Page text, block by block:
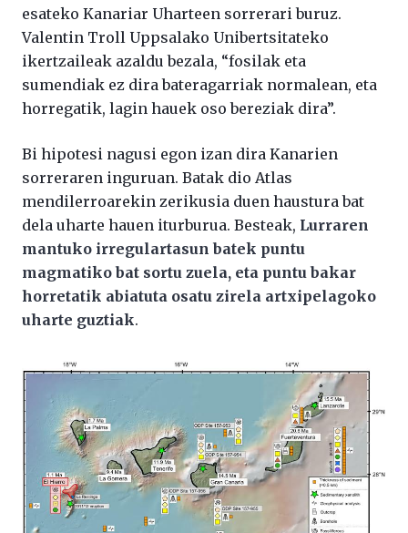
esateko Kanariar Uharteen sorrerari buruz.
Valentin Troll Uppsalako Unibertsitateko
ikertzaileak azaldu bezala, “fosilak eta
sumendiak ez dira bateragarriak normalean, eta
horregatik, lagin hauek oso bereziak dira”.
Bi hipotesi nagusi egon izan dira Kanarien
sorreraren inguruan. Batak dio Atlas
mendilerroarekin zerikusia duen haustura bat
dela uharte hauen iturburua. Besteak, Lurraren
mantuko irregulartasun batek puntu
magmatiko bat sortu zuela, eta puntu bakar
horretatik abiatuta osatu zirela artxipelagoko
uharte guztiak.